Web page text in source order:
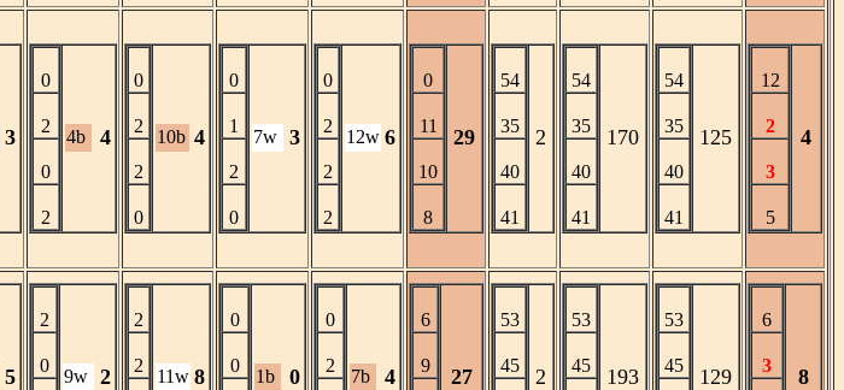
3
0
2
0
2
4b 4
0
2
2
0
10b 4
0
1
2
0
7w 3
0
2
2
2
12w 6
0
11
10
8
29
54
35
40
41
2
54
35
40
41
170
54
35
40
41
125
12
2
3
5
4
5
2
0
9w 2
2
2
11w 8
0
0
1b 0
0
2
7b 4
6
9 27
53
45 2
53
45 193
53
45 129
6
3 8